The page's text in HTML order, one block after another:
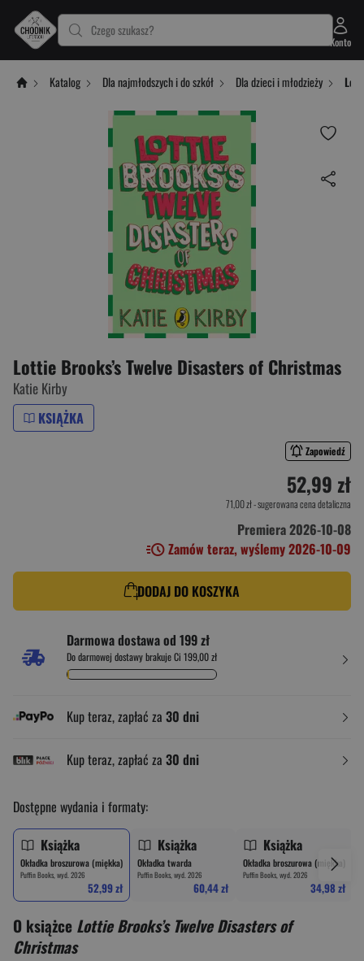
Czego szukasz?
Konto
Katalog Dla najmłodszych i do szkół Dla dzieci i młodzieży
Lottie Brooks’s Twelve Disasters of Christmas
Katie Kirby
KSIĄŻKA
Zapowiedź
52,99 zł
71,00 zł- sugerowana cena detaliczna
Premiera 2026-10-08
Zamów teraz, wyślemy 2026-10-09
DODAJ DO KOSZYKA
Darmowa dostawa od 199 zł
Do darmowej dostawy brakuje Ci 199,00 zł
Kup teraz, zapłać za 30 dni
Kup teraz, zapłać za 30 dni
Dostępne wydania i formaty:
Książka
Okładka broszurowa (miękka)
Puffin Books, wyd. 2026
52,99 zł
Książka
Okładka twarda
Puffin Books, wyd. 2026
60,44 zł
Książka
Okładka broszurowa (miękka)
Puffin Books, wyd. 2026
34,98 zł
O książce Lottie Brooks’s Twelve Disasters of
Christmas